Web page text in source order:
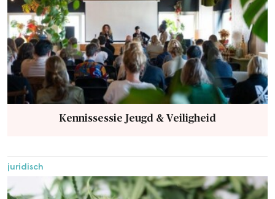
Kennissessie Jeugd & Veiligheid
juridisch